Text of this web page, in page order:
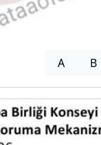
A B